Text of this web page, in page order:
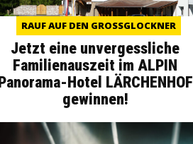
RAUF AUF DEN GROSSGLOCKNER
Jetzt eine unvergessliche
Familienauszeit im ALPIN
Panorama-Hotel LÄRCHENHOF
gewinnen!